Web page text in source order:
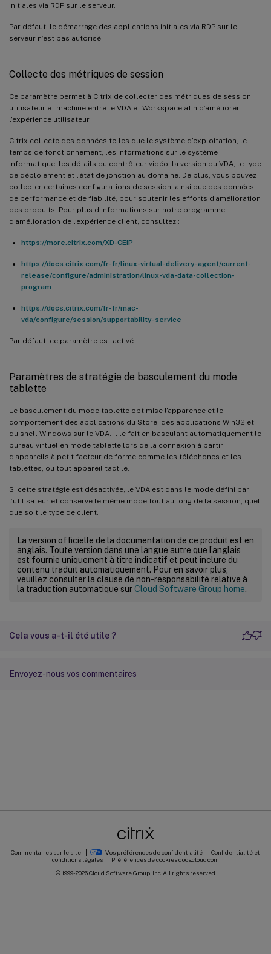
initiales via RDP sur le serveur.
Par défaut, le démarrage des applications initiales via RDP sur le
serveur n’est pas autorisé.
Collecte des métriques de session
Ce paramètre permet à Citrix de collecter des métriques de session
utilisateur et machine entre le VDA et Workspace afin d’améliorer
l’expérience utilisateur.
Citrix collecte des données telles que le système d’exploitation, le
temps de fonctionnement, les informations sur le système
informatique, les détails du contrôleur vidéo, la version du VDA, le type
de déploiement et l’état de jonction au domaine. De plus, vous pouvez
collecter certaines configurations de session, ainsi que des données
de performance et de fiabilité, pour soutenir les efforts d’amélioration
des produits. Pour plus d’informations sur notre programme
d’amélioration de l’expérience client, consultez :
https://more.citrix.com/XD-CEIP
https://docs.citrix.com/fr-fr/linux-virtual-delivery-agent/current-
release/configure/administration/linux-vda-data-collection-
program
https://docs.citrix.com/fr-fr/mac-
vda/configure/session/supportability-service
Par défaut, ce paramètre est activé.
Paramètres de stratégie de basculement du mode
tablette
Le basculement du mode tablette optimise l’apparence et le
comportement des applications du Store, des applications Win32 et
du shell Windows sur le VDA. Il le fait en basculant automatiquement le
bureau virtuel en mode tablette lors de la connexion à partir
d’appareils à petit facteur de forme comme les téléphones et les
tablettes, ou tout appareil tactile.
Si cette stratégie est désactivée, le VDA est dans le mode défini par
l’utilisateur et conserve le même mode tout au long de la session, quel
que soit le type de client.
La version officielle de la documentation de ce produit est en
anglais. Toute version dans une langue autre que l’anglais
est fournie uniquement à titre indicatif et peut inclure du
contenu traduit automatiquement. Pour en savoir plus,
veuillez consulter la clause de non-responsabilité relative à
la traduction automatique surCloud Software Group home.
Cela vous a-t-il été utile ?
Envoyez-nous vos commentaires
Commentaires sur le site Vos préférences de confidentialité
Confidentialité et
conditions légales
Préférences de cookiesdocs.cloud.com
© 1999-2026Cloud Software Group, Inc. All rights reserved.